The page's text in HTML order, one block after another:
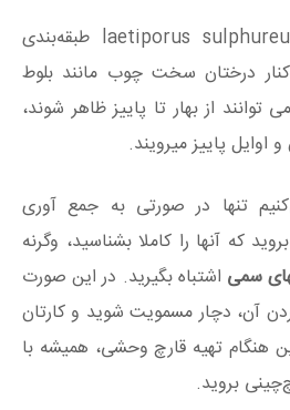
به عنوان laetiporus sulphureus طبقه‌بندی
درختان سخت چوب مانند بلوط
از بهار تا پاییز ظاهر شوند،
اوایل پاییز میرویند.
تنها در صورتی به جمع آوری
که آنها را کاملا بشناسید، وگرنه
سمی اشتباه بگیرید. در این صورت
آن، دچار مسمویت شوید و کارتان
هنگام تهیه قارچ وحشی، همیشه با
بروید.